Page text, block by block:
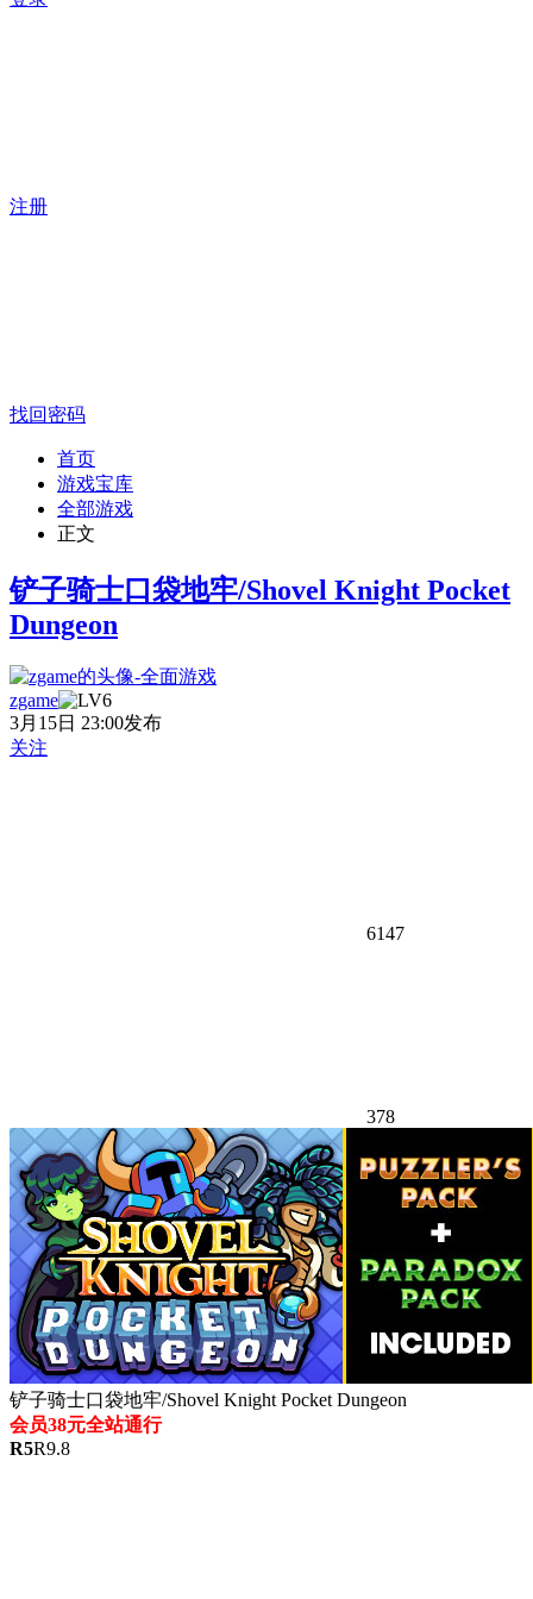
注册
找回密码
首页
游戏宝库
全部游戏
正文
铲子骑士口袋地牢/Shovel Knight Pocket
Dungeon
zgame
3月15日 23:00发布
关注
6147
378
铲子骑士口袋地牢/Shovel Knight Pocket Dungeon
会员38元全站通行
R5R9.8